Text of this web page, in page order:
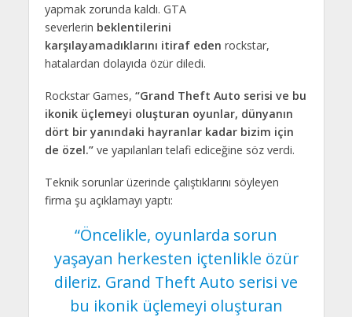
yapmak zorunda kaldı. GTA
severlerin beklentilerini
karşılayamadıklarını itiraf eden rockstar,
hatalardan dolayıda özür diledi.
Rockstar Games, “Grand Theft Auto serisi ve bu
ikonik üçlemeyi oluşturan oyunlar, dünyanın
dört bir yanındaki hayranlar kadar bizim için
de özel.”ve yapılanları telafi ediceğine söz verdi.
Teknik sorunlar üzerinde çalıştıklarını söyleyen
firma şu açıklamayı yaptı:
“Öncelikle, oyunlarda sorun
yaşayan herkesten içtenlikle özür
dileriz. Grand Theft Auto serisi ve
bu ikonik üçlemeyi oluşturan